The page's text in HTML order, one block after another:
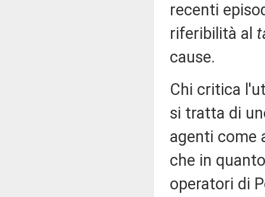
recenti
riferibilità al
cause.
Chi critica
si tratta di
agenti come
che in
operatori di